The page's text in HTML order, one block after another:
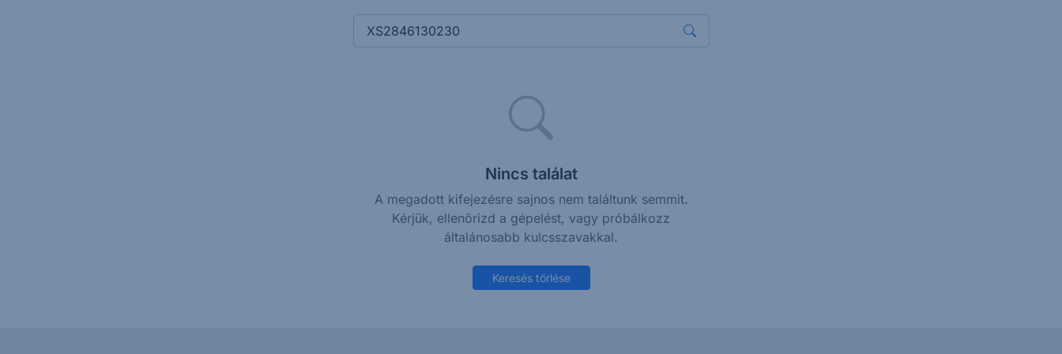
Nincs találat
A megadott kifejezésre sajnos nem találtunk semmit.
Kérjük, ellenőrizd a gépelést, vagy próbálkozz
általánosabb kulcsszavakkal.
Keresés törlése